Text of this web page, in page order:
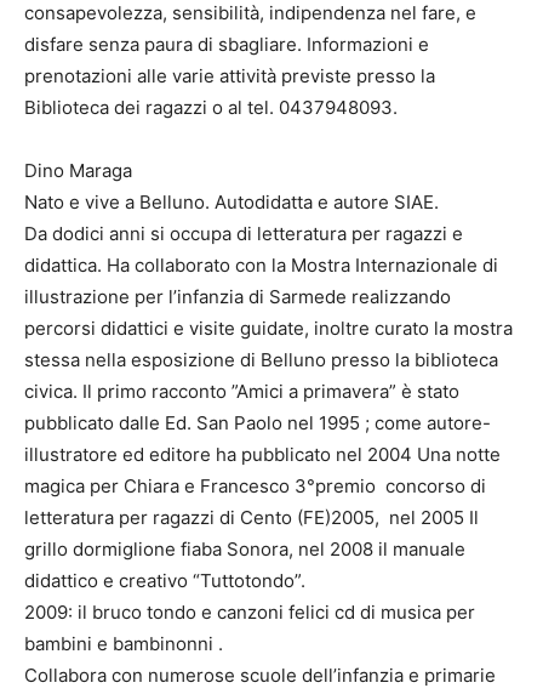
consapevolezza, sensibilità, indipendenza nel fare, e
disfare senza paura di sbagliare. Informazioni e
prenotazioni alle varie attività previste presso la
Biblioteca dei ragazzi o al tel. 0437948093.
Dino Maraga
Nato e vive a Belluno. Autodidatta e autore SIAE.
Da dodici anni si occupa di letteratura per ragazzi e
didattica. Ha collaborato con la Mostra Internazionale di
illustrazione per l’infanzia di Sarmede realizzando
percorsi didattici e visite guidate, inoltre curato la mostra
stessa nella esposizione di Belluno presso la biblioteca
civica. Il primo racconto ”Amici a primavera” è stato
pubblicato dalle Ed. San Paolo nel 1995 ; come autore-
illustratore ed editore ha pubblicato nel 2004 Una notte
magica per Chiara e Francesco 3°premio concorso di
letteratura per ragazzi di Cento (FE)2005, nel 2005 Il
grillo dormiglione fiaba Sonora, nel 2008 il manuale
didattico e creativo “Tuttotondo”.
2009: il bruco tondo e canzoni felici cd di musica per
bambini e bambinonni .
Collabora con numerose scuole dell’infanzia e primarie